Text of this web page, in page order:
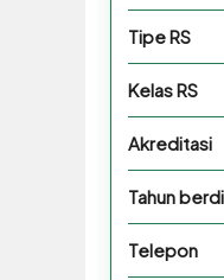
Tipe RS
Kelas RS
Akreditasi
Tahun
Telepon